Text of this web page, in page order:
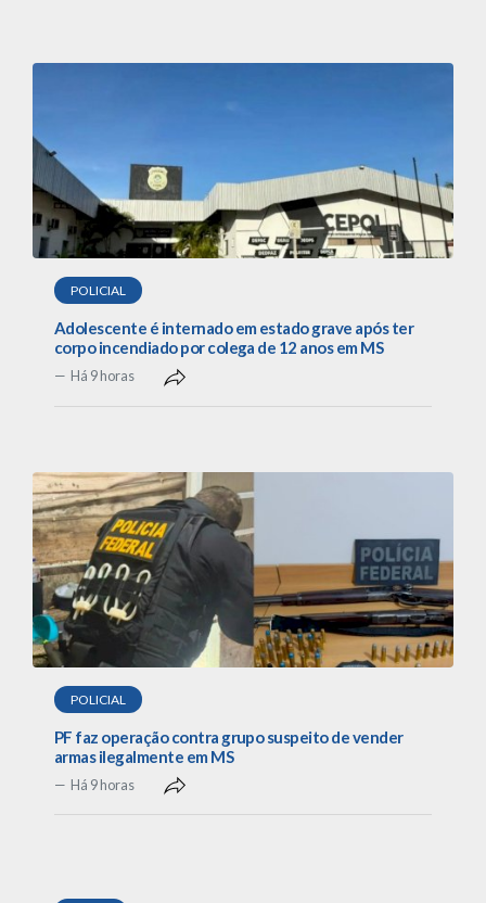
POLICIAL
Adolescente é internado em estado grave após ter
corpo incendiado por colega de 12 anos em MS
Há 9 horas
POLICIAL
PF faz operação contra grupo suspeito de vender
armas ilegalmente em MS
Há 9 horas